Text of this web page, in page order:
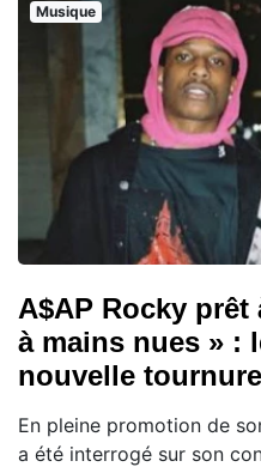
Musique
A$AP Rocky prêt
à mains nues » :
nouvelle tournure
En pleine promotion de
a été interrogé sur son